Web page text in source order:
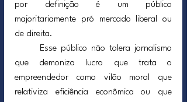
por definição é um público
majoritariamente pró mercado liberal ou
de direita.
que demoniza lucro que trata o
empreendedor como vilão moral que
relativiza eficiência econômica ou que